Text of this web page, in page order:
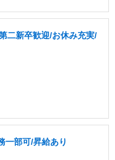
二新卒歓迎/お休み充実/
一部可/昇給あり